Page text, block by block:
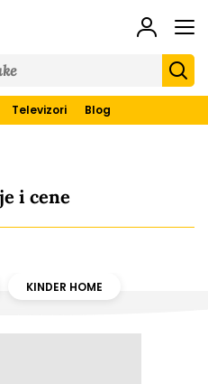
Televizori Blog
i cene
KINDER HOME